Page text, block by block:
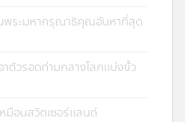
พระมหากรุณาธิคุณอันหาที่สุด
าตัวรอดท่ามกลางโลกแบ่งขั้ว
มือนสวิตเซอร์แลนด์